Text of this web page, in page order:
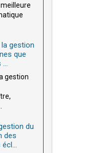
gestion
que
gestion
du
des